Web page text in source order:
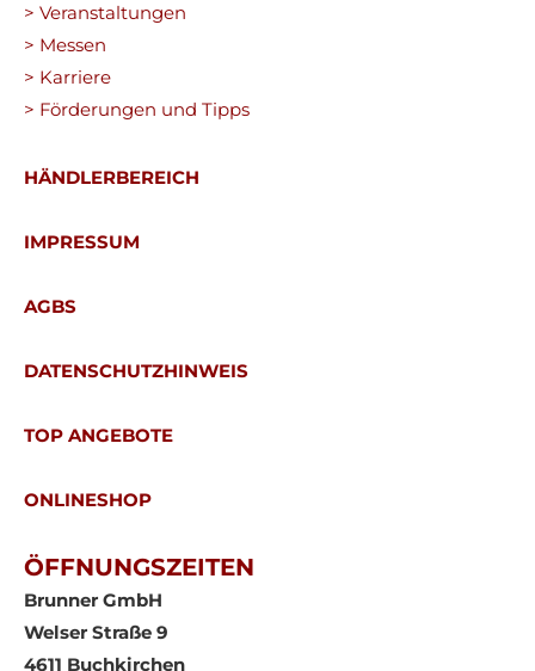
> Veranstaltungen
> Messen
> Karriere
> Förderungen und Tipps
HÄNDLERBEREICH
IMPRESSUM
AGBS
DATENSCHUTZHINWEIS
TOP ANGEBOTE
ONLINESHOP
ÖFFNUNGSZEITEN
Brunner GmbH
Welser Straße 9
4611 Buchkirchen